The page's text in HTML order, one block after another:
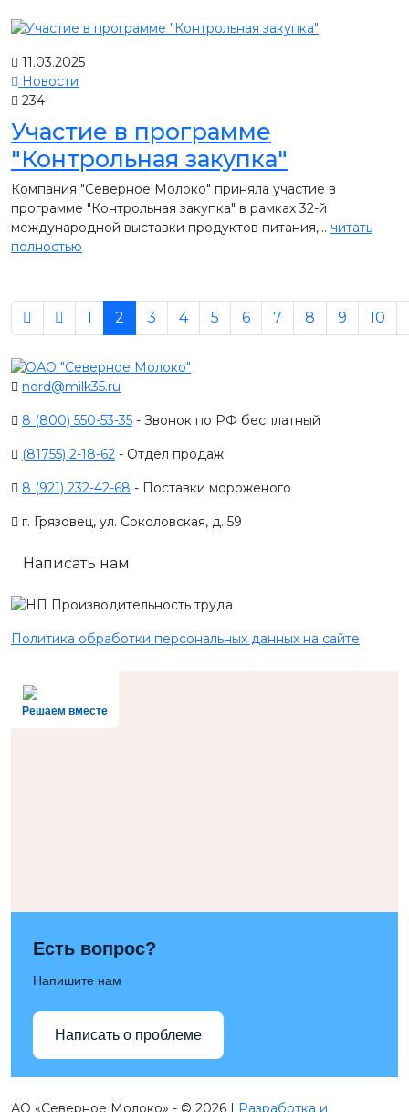
11.03.2025
Новости
234
Участие в программе
"Контрольная закупка"
Компания "Северное Молоко" приняла участие в
программе "Контрольная закупка" в рамках 32-й
международной выставки продуктов питания,... читать
полностью
1 2 3 4 5 6 7 8 9 10
nord@milk35.ru
8 (800) 550-53-35 - Звонок по РФ бесплатный
(81755) 2-18-62 - Отдел продаж
8 (921) 232-42-68 - Поставки мороженого
г. Грязовец, ул. Соколовская, д. 59
Написать нам
Политика обработки персональных данных на сайте
Решаем вместе
Есть вопрос?
Напишите нам
Написать о проблеме
АО «Северное Молоко» - © 2026 | Разработка и